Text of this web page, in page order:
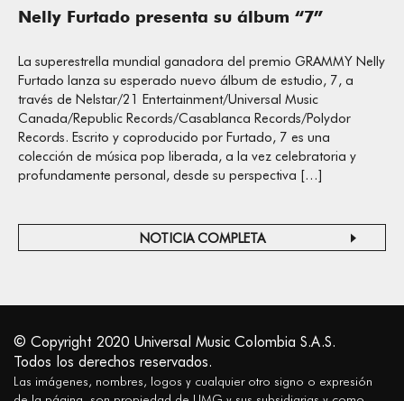
Nelly Furtado presenta su álbum “7”
La superestrella mundial ganadora del premio GRAMMY Nelly
Furtado lanza su esperado nuevo álbum de estudio, 7, a
través de Nelstar/21 Entertainment/Universal Music
Canada/Republic Records/Casablanca Records/Polydor
Records. Escrito y coproducido por Furtado, 7 es una
colección de música pop liberada, a la vez celebratoria y
profundamente personal, desde su perspectiva […]
NOTICIA COMPLETA
© Copyright 2020 Universal Music Colombia S.A.S.
Todos los derechos reservados.
Las imágenes, nombres, logos y cualquier otro signo o expresión